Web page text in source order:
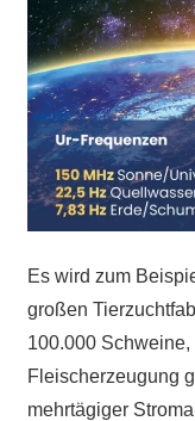
Es wird zum
großen
100.000
Fleischerzeugung
mehrtägiger